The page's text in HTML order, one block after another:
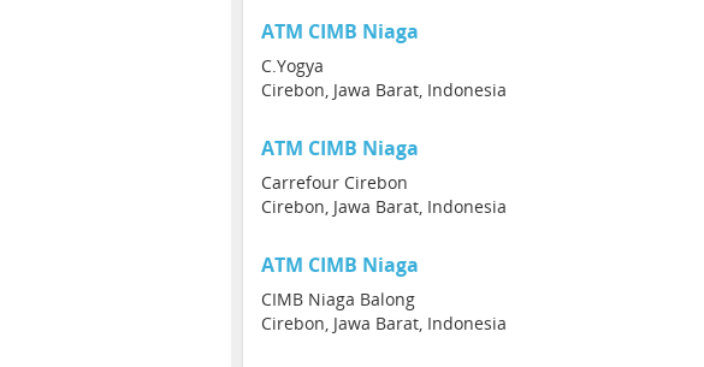
ATM CIMB Niaga
C.Yogya
Cirebon, Jawa Barat, Indonesia
ATM CIMB Niaga
Carrefour Cirebon
Cirebon, Jawa Barat, Indonesia
ATM CIMB Niaga
CIMB Niaga Balong
Cirebon, Jawa Barat, Indonesia